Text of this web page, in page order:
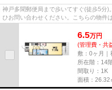
神戸多聞郵便局まで歩いてすぐ(徒歩5分
ひお問い合わせください。こちらの物件
6.5万円
(管理費・共
敷：0ヶ月｜
所在階：14
間取り：1K
面積：26.32